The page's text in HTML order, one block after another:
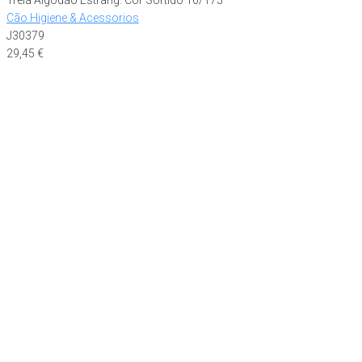
Cão Higiene & Acessorios
J30379
29,45 €